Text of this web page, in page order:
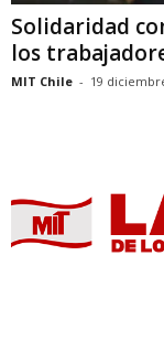
Solidaridad
los
MIT Chile - 19